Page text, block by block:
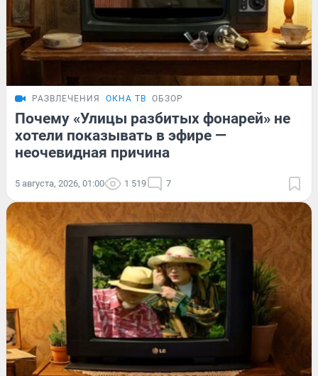
РАЗВЛЕЧЕНИЯ ОКНА ТВ ОБЗОР
Почему «Улицы разбитых фонарей» не
хотели показывать в эфире —
неочевидная причина
5 августа, 2026, 01:00 1 519 7